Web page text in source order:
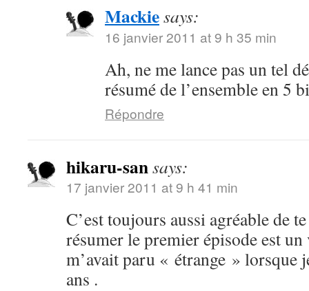
Mackiesays:
16 janvier 2011 at 9 h 35 min
Ah, ne me lance pas un tel
résumé de l’ensemble en 5
Répondre
hikaru-sansays:
17 janvier 2011 at 9 h 41 min
C’est toujours aussi agréable de
résumer le premier épisode est
m’avait paru « étrange » lorsque
ans .